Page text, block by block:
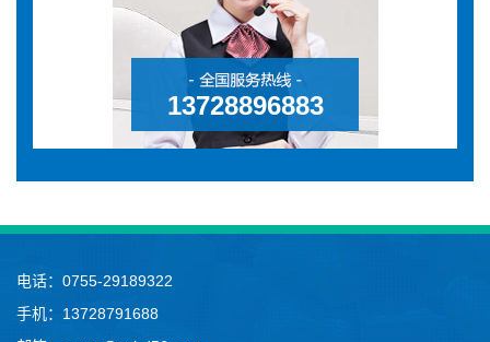
13728896883
电话：0755-29189322
手机：13728791688